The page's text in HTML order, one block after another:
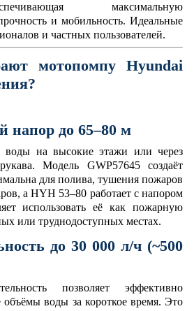
максимальную
и мобильность. Идеальные
и частных пользователей.
мотопомпу Hyundai
до 65–80 м
воды на высокие этажи или через
Модель GWP57645создаёт
для полива, тушения пожаров
а HYH 53–80 работает с напором
использовать её как пожарную
или труднодоступных местах.
до 30 000 л/ч (~500
позволяет эффективно
объёмы воды за короткое время. Это